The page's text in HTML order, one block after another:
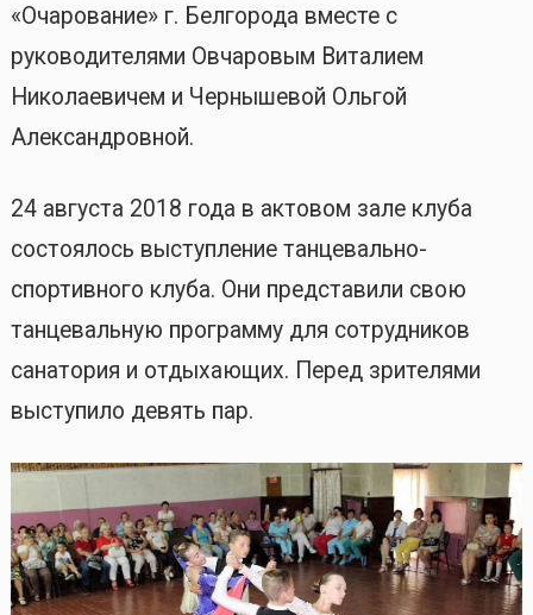
«Очарование» г. Белгорода вместе с
руководителями Овчаровым Виталием
Николаевичем и Чернышевой Ольгой
Александровной.
24 августа 2018 года в актовом зале клуба
состоялось выступление танцевально-
спортивного клуба. Они представили свою
танцевальную программу для сотрудников
санатория и отдыхающих. Перед зрителями
выступило девять пар.